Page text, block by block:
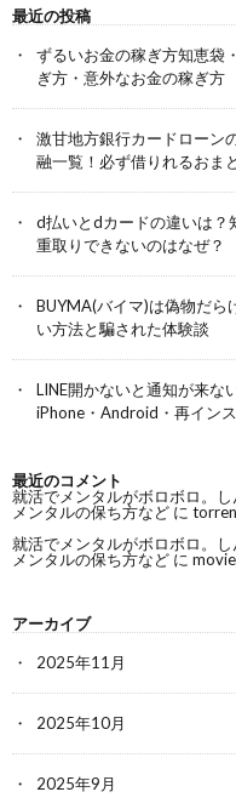
最近の投稿
ずるいお金の稼ぎ方知恵袋
ぎ方・意外なお金の稼ぎ方
激甘地方銀行カードローン
融一覧！必ず借りれるおま
d払いとdカードの違いは？
重取りできないのはなぜ？
BUYMA(バイマ)は偽物だら
い方法と騙された体験談
LINE開かないと通知が来な
iPhone・Android・再イン
最近のコメント
就活でメンタルがボロボロ。
メンタルの保ち方など に
就活でメンタルがボロボロ。
メンタルの保ち方など に
アーカイブ
2025年11月
2025年10月
2025年9月